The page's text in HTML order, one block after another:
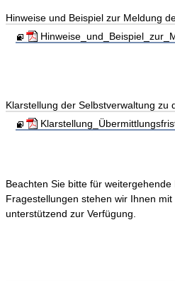
Hinweise und Beispiel zur Meldung
Klarstellung der Selbstverwaltung zu
Beachten Sie bitte für
Fragestellungen stehen wir Ihnen
unterstützend zur Verfügung.